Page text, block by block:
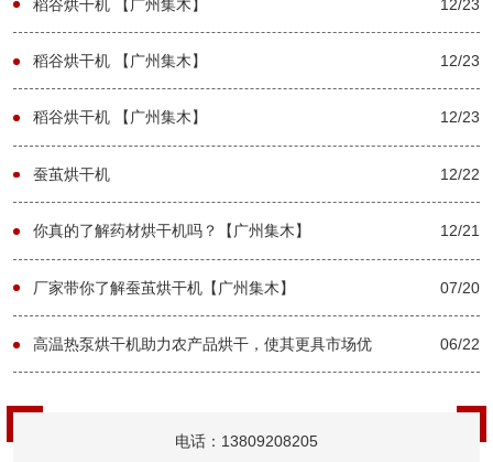
稻谷烘干机 【广州集木】 12/23
稻谷烘干机 【广州集木】 12/23
稻谷烘干机 【广州集木】 12/23
蚕茧烘干机 12/22
你真的了解药材烘干机吗？【广州集木】 12/21
厂家带你了解蚕茧烘干机【广州集木】 07/20
高温热泵烘干机助力农产品烘干，使其更具市场优 06/22
电话：13809208205